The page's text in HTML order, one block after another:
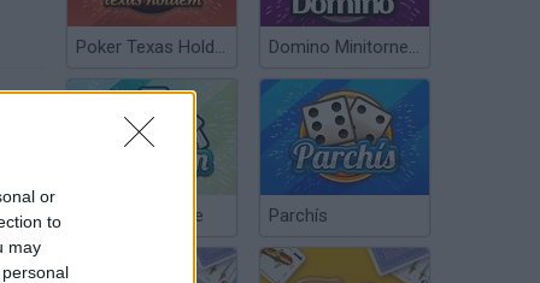
or
to
may
Poker Texas Hold’em Domino Minitorneos
Chinchón Online Parchís